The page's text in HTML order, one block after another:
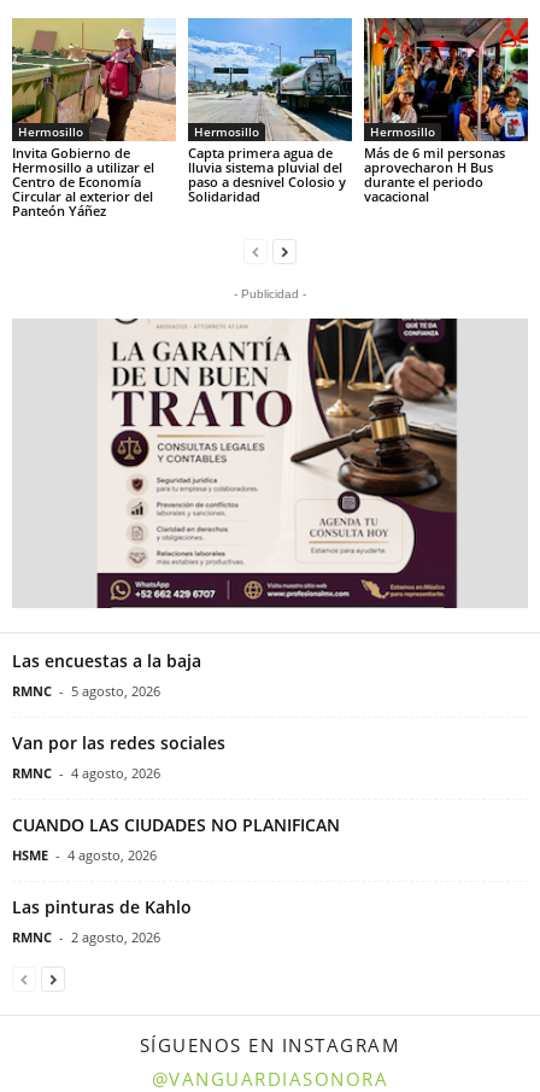
Hermosillo
Invita Gobierno de
Hermosillo a utilizar el
Centro de Economía
Circular al exterior del
Panteón Yáñez
Hermosillo
Capta primera agua de
lluvia sistema pluvial del
paso a desnivel Colosio y
Solidaridad
Hermosillo
Más de 6 mil personas
aprovecharon H Bus
durante el periodo
vacacional
- Publicidad -
Las encuestas a la baja
RMNC - 5 agosto, 2026
Van por las redes sociales
RMNC - 4 agosto, 2026
CUANDO LAS CIUDADES NO PLANIFICAN
HSME - 4 agosto, 2026
Las pinturas de Kahlo
RMNC - 2 agosto, 2026
SÍGUENOS EN INSTAGRAM
@VANGUARDIASONORA